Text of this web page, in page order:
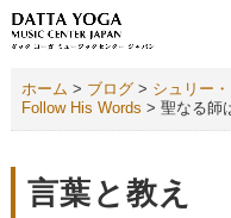
ホーム > ブログ> シュリー
Follow His Words > 聖なる師
言葉と教え